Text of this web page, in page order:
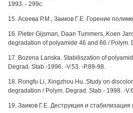
1993. - 299с.
15. Асеева P.M., Заиков Г.Е. Горение
16. Pieter Gijsman, Daan Tummers, Koen
degradation of polyamide 46 and 66 / Polym.
17. Bozena Lanska. Stabiliszation of
Degrad. Stab.-1996. -V.53. -P.89-98.
18. Rongfu Li, Xingzhou Hu. Study on
degradation / Polym. Degrad. Stab.- 1998. -
19. Заиков Г.Е. Деструкция и